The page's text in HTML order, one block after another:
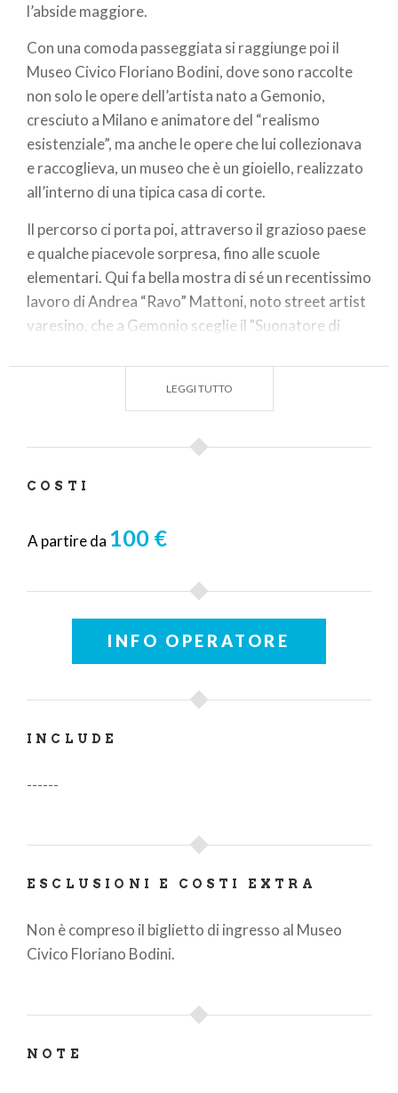
l’abside maggiore.
Con una comoda passeggiata si raggiunge poi il
Museo Civico Floriano Bodini, dove sono raccolte
non solo le opere dell’artista nato a Gemonio,
cresciuto a Milano e animatore del “realismo
esistenziale”, ma anche le opere che lui collezionava
e raccoglieva, un museo che è un gioiello, realizzato
all’interno di una tipica casa di corte.
Il percorso ci porta poi, attraverso il grazioso paese
e qualche piacevole sorpresa, fino alle scuole
elementari. Qui fa bella mostra di sé un recentissimo
lavoro di Andrea “Ravo” Mattoni, noto street artist
varesino, che a Gemonio sceglie il "Suonatore di
LEGGI TUTTO
COSTI
A partire da 100 €
INFO OPERATORE
INCLUDE
------
ESCLUSIONI E COSTI EXTRA
Non è compreso il biglietto di ingresso al Museo
Civico Floriano Bodini.
NOTE